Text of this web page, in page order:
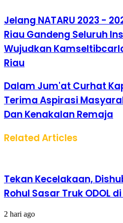
Jelang NATARU 2023 -
Riau Gandeng Seluruh
Wujudkan
Riau
Dalam Jum'at Curhat
Terima Aspirasi
Dan Kenakalan Remaja
Related Articles
Tekan Kecelakaan,
Rohul Sasar Truk ODOL
2 hari ago